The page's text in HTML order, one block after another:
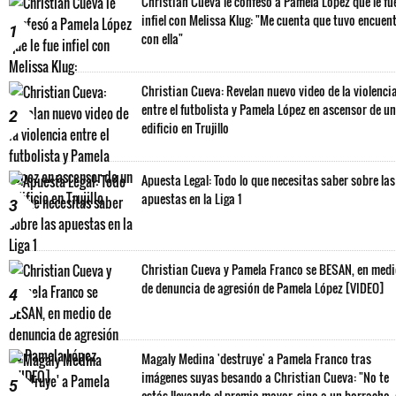
1
infiel con Melissa Klug: "Me cuenta que tuvo
con ella"
2
Christian Cueva: Revelan nuevo video de la
entre el futbolista y Pamela López en ascensor de un
edificio en Trujillo
3
Apuesta Legal: Todo lo que necesitas saber sobre las
apuestas en la Liga 1
4
Christian Cueva y Pamela Franco se BESAN, en
de denuncia de agresión de Pamela López [VIDEO]
5
Magaly Medina 'destruye' a Pamela Franco tras
imágenes suyas besando a Christian Cueva: "No te